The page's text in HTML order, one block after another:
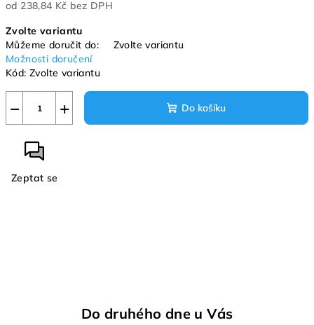
od 238,84 Kč bez DPH
cena:
Zvolte variantu
Můžeme doručit do:
Zvolte variantu
Možnosti doručení
Kód: Zvolte variantu
+
− Do košíku
Zeptat se
Do druhého dne u Vás